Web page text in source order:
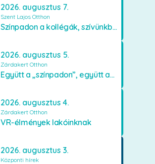
2026. augusztus 7.
Szent Lajos Otthon
Színpadon a kollégák, szívünkben a lakók
2026. augusztus 5.
Zárdakert Otthon
Együtt a „színpadon”, együtt az élményekért 🎭✨
2026. augusztus 4.
Zárdakert Otthon
VR-élmények lakóinknak
2026. augusztus 3.
Központi hírek